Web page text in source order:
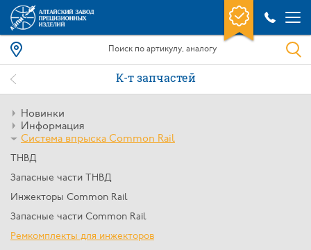
К-т запчастей
Новинки
Информация
Система впрыска Common Rail
ТНВД
Запасные части ТНВД
Инжекторы Common Rail
Запасные части Common Rail
Ремкомплекты для инжекторов